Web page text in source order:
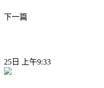
下一篇
25日 上午9:33